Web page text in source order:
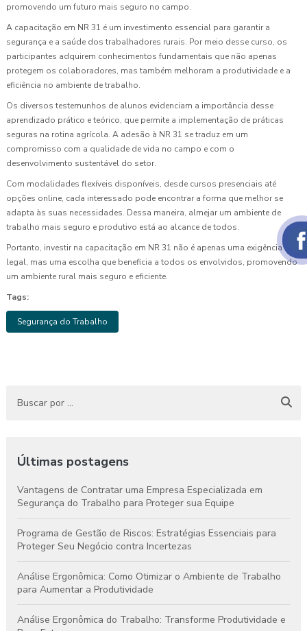
promovendo um futuro mais seguro no campo.
A capacitação em NR 31 é um investimento essencial para garantir a
segurança e a saúde dos trabalhadores rurais. Por meio desse curso, os
participantes adquirem conhecimentos fundamentais que não apenas
protegem os colaboradores, mas também melhoram a produtividade e a
eficiência no ambiente de trabalho.
Os diversos testemunhos de alunos evidenciam a importância desse
aprendizado prático e teórico, que permite a implementação de práticas
seguras na rotina agrícola. A adesão à NR 31 se traduz em um
compromisso com a qualidade de vida no campo e com o
desenvolvimento sustentável do setor.
Com modalidades flexíveis disponíveis, desde cursos presenciais até
opções online, cada interessado pode encontrar a forma que melhor se
adapta às suas necessidades. Dessa maneira, almejar um ambiente de
trabalho mais seguro e produtivo está ao alcance de todos.
Portanto, investir na capacitação em NR 31 não é apenas uma exigência
legal, mas uma escolha que beneficia a todos os envolvidos, promovendo
um ambiente rural mais seguro e eficiente.
Tags:
Segurança do Trabalho
Últimas postagens
Vantagens de Contratar uma Empresa Especializada em
Segurança do Trabalho para Proteger sua Equipe
Programa de Gestão de Riscos: Estratégias Essenciais para
Proteger Seu Negócio contra Incertezas
Análise Ergonômica: Como Otimizar o Ambiente de Trabalho
para Aumentar a Produtividade
Análise Ergonômica do Trabalho: Transforme Produtividade e